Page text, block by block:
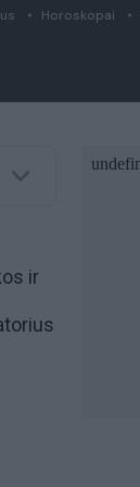
Horoskopai
ir